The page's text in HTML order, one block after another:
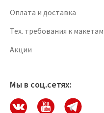
Оплата и доставка
Тех. требования к макетам
Акции
Мы в соц.сетях: